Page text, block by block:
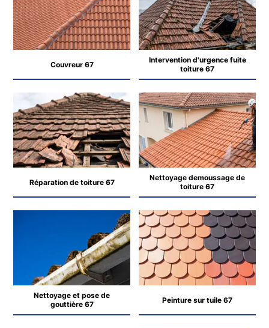
Couvreur 67
Intervention d'urgence fuite
toiture 67
Réparation de toiture 67
Nettoyage demoussage de
toiture 67
Nettoyage et pose de
gouttière 67
Peinture sur tuile 67